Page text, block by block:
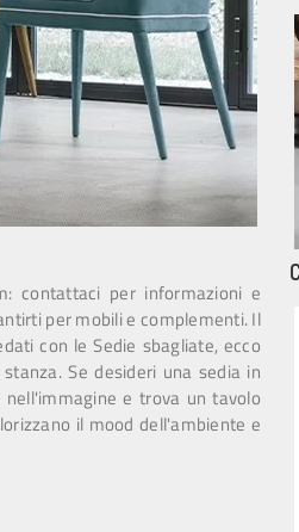
contattaci per informazioni e
per mobili e complementi. Il
con le Sedie sbagliate, ecco
Se desideri una sedia in
e trova un tavolo
il mood dell'ambiente e